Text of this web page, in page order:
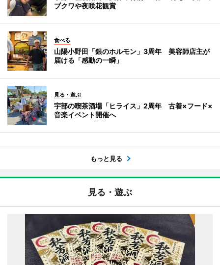
ブクワや夜咲花観賞
食べる
山陽小野田「銀のホルモン」3周年 美容師店主が
届ける「感動の一瞬」
見る・遊ぶ
宇部の喫茶酒場「ヒライス」2周年 古着×フード×
音楽イベント開催へ
もっと見る
見る・遊ぶ